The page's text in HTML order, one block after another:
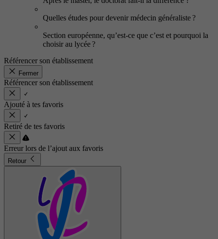
Quelles études pour devenir médecin généraliste ?
Section européenne, qu’est-ce que c’est et pourquoi la
choisir au lycée ?
Référencer son établissement
Fermer
Référencer son établissement
Ajouté à tes favoris
Retiré de tes favoris
Erreur lors de l’ajout aux favoris
Retour